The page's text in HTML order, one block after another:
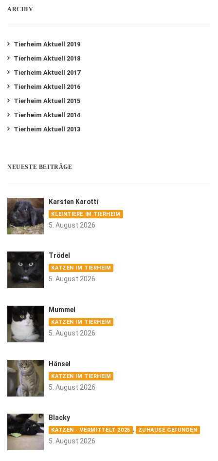
ARCHIV
Tierheim Aktuell 2019
Tierheim Aktuell 2018
Tierheim Aktuell 2017
Tierheim Aktuell 2016
Tierheim Aktuell 2015
Tierheim Aktuell 2014
Tierheim Aktuell 2013
NEUESTE BEITRÄGE
Karsten Karotti
KLEINTIERE IM TIERHEIM
5. August 2026
Trödel
KATZEN IM TIERHEIM
5. August 2026
Mummel
KATZEN IM TIERHEIM
5. August 2026
Hänsel
KATZEN IM TIERHEIM
5. August 2026
Blacky
KATZEN - VERMITTELT 2025 , ZUHAUSE GEFUNDEN
5. August 2026